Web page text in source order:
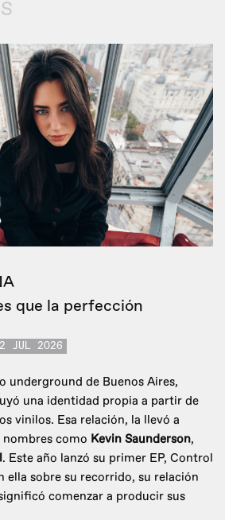
que la perfección
JUL 2026
underground de Buenos Aires,
una identidad propia a partir de
vinilos. Esa relación, la llevó a
como Kevin Saunderson,
. Este año lanzó su primer EP, Control
ella sobre su recorrido, su relación
comenzar a producir sus